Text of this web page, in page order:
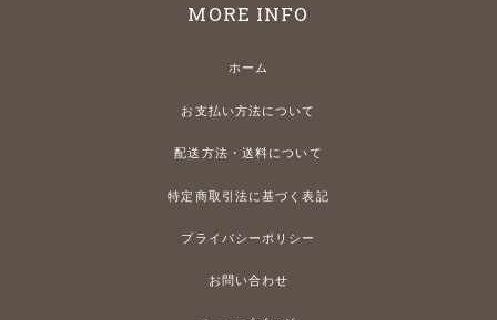
MORE INFO
ホーム
お支払い方法について
配送方法・送料について
特定商取引法に基づく表記
プライバシーポリシー
お問い合わせ